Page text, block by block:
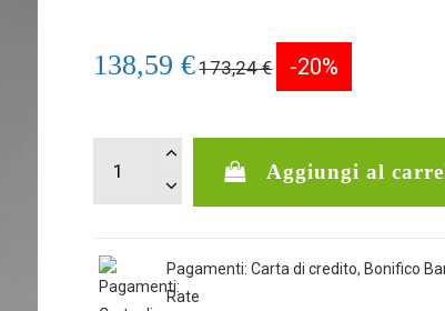
138,59 €173,24 € -20%
Aggiungi al
Pagamenti: Carta di credito, Bonifico
Rate